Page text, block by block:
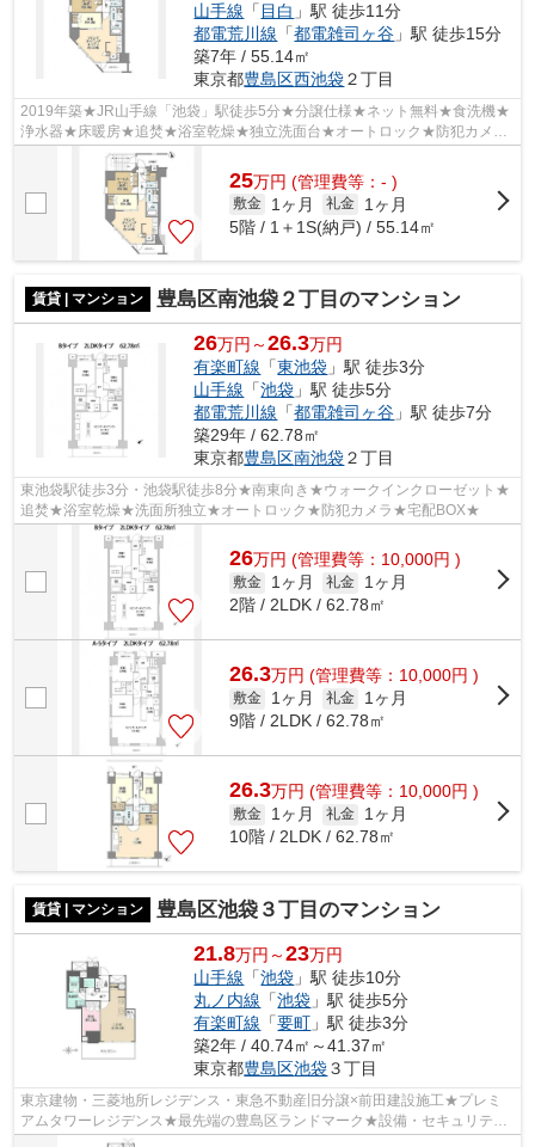
山手線 「 目白 」駅 徒歩11分
都電荒川線 「都電雑司ヶ谷 」駅 徒歩15分
築7年 / 55.14㎡
東京都豊島区西池袋２丁目
2019年築★JR山手線「池袋」駅徒歩5分★分譲仕様★ネット無料★食洗機★
浄水器★床暖房★追焚★浴室乾燥★独立洗面台★オートロック★防犯カメラ
25万円 (管理費等：- )
敷金 1ヶ月 礼金
1ヶ月
5階 / 1＋1S(納戸) / 55.14㎡
賃貸 | マンション 豊島区南池袋２丁目のマンション
26万円～26.3万円
有楽町線 「東池袋 」駅 徒歩3分
山手線 「池袋 」駅 徒歩5分
都電荒川線 「都電雑司ヶ谷 」駅 徒歩7分
築29年 / 62.78㎡
東京都豊島区南池袋２丁目
東池袋駅徒歩3分・池袋駅徒歩8分★南東向き★ウォークインクローゼット★
追焚★浴室乾燥★洗面所独立★オートロック★防犯カメラ★宅配BOX★
26万円 (管理費等：10,000円 )
敷金 1ヶ月 礼金
1ヶ月
2階 / 2LDK / 62.78㎡
26.3万円 (管理費等：10,000円 )
敷金 1ヶ月 礼金
1ヶ月
9階 / 2LDK / 62.78㎡
26.3万円 (管理費等：10,000円 )
敷金 1ヶ月 礼金
1ヶ月
10階 / 2LDK / 62.78㎡
賃貸 | マンション 豊島区池袋３丁目のマンション
21.8万円～23万円
山手線 「池袋 」駅 徒歩10分
丸ノ内線 「池袋 」駅 徒歩5分
有楽町線 「要町 」駅 徒歩3分
築2年 / 40.74㎡～41.37㎡
東京都豊島区池袋３丁目
東京建物・三菱地所レジデンス・東急不動産旧分譲×前田建設施工★プレミ
アムタワーレジデンス★最先端の豊島区ランドマーク★設備・セキュリティ
充実★